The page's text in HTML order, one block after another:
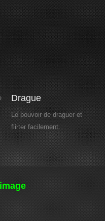
Drague
Le pouvoir de draguer et
flirter facilement.